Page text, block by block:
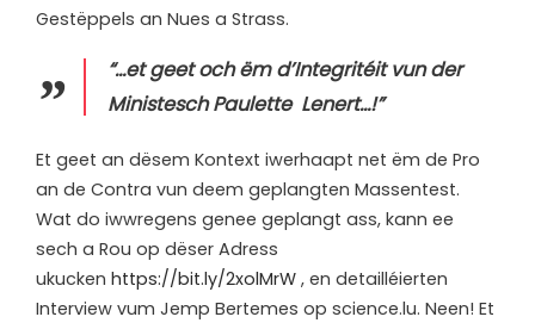
Gestëppels an Nues a Strass.
“…et geet och ëm d’Integritéit vun der
Ministesch Paulette Lenert…!”
Et geet an dësem Kontext iwerhaapt net ëm de Pro
an de Contra vun deem geplangten Massentest.
Wat do iwwregens genee geplangt ass, kann ee
sech a Rou op dëser Adress
ukucken https://bit.ly/2xolMrW , en detailléierten
Interview vum Jemp Bertemes op science.lu. Neen! Et